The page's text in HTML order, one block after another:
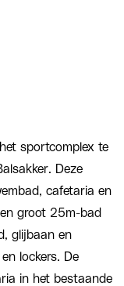
sportcomplex te
Deze
cafetaria en
groot 25m-bad
glijbaan en
lockers. De
in het bestaande